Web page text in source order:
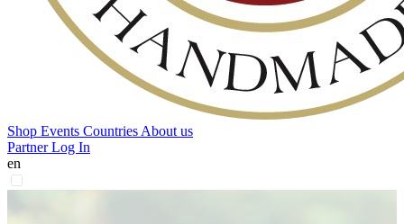
Shop Events Countries About us
Partner Log In
en